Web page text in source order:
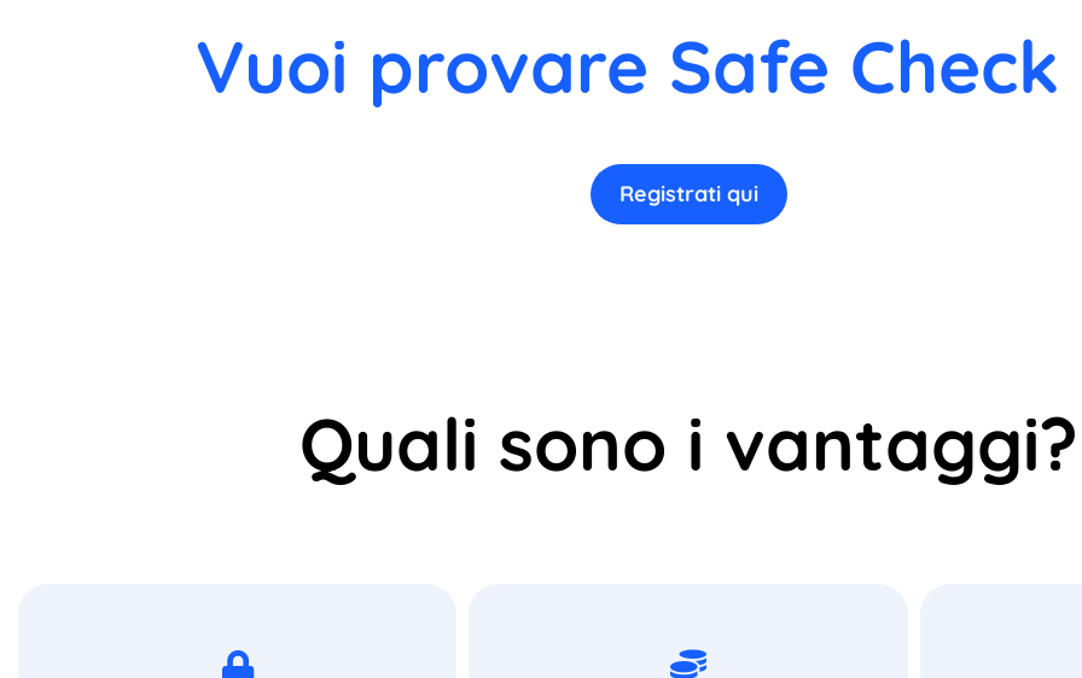
Vuoi provare Safe Check
Registrati qui
Quali sono i vantaggi?